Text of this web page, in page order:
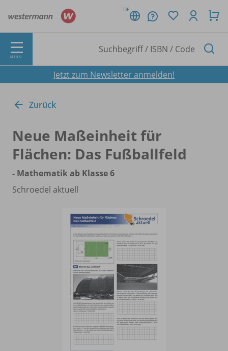
DE
MENÜ
Jetzt zum Newsletter anmelden!
Zurück
Neue Maßeinheit für
Flächen: Das Fußballfeld
- Mathematik ab Klasse 6
Schroedel aktuell